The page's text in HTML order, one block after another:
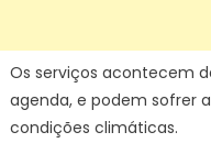
Os serviços acontecem
agenda, e podem sofrer
condições climáticas.